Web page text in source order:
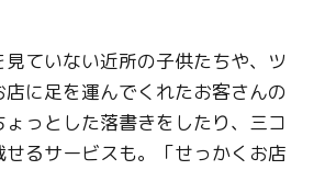
ていない近所の子供たちや、ツ
に足を運んでくれたお客さんの
っとした落書きをしたり、三コ
るサービスも。「せっかくお店